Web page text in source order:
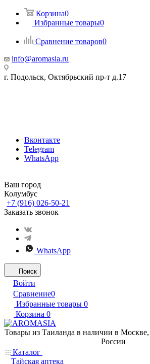
Корзина0
Избранные товары0
Сравнение товаров0
info@aromasia.ru
г. Подольск, Октябрьский пр-т д.17
Вконтакте
Telegram
WhatsApp
Ваш город
Колумбус
+7 (916) 026-50-21
Заказать звонок
WhatsApp
Поиск
Войти
Сравнение0
Избранные товары 0
Корзина 0
Товары из Таиланда в наличии в Москве,
России
Каталог
Тайская аптека